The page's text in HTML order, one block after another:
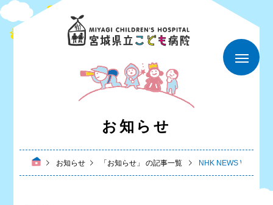
お知らせ
お知らせ 「お知らせ」 の記事一覧 NHK NEWS WEB（